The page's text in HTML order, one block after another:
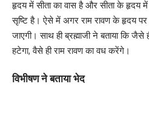
हृदय में सीता का वास है और सीता के हृदय
सृष्टि है। ऐसे में अगर राम रावण के हृदय पर
जाएगी। साथ ही ब्रह्माजी ने बताया कि
हटेगा, वैसे ही राम रावण का वध करेंगे।
विभीषण ने बताया भेद